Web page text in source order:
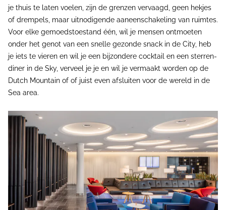
je thuis te laten voelen, zijn de grenzen vervaagd, geen hekjes
of drempels, maar uitnodigende aaneenschakeling van ruimtes.
Voor elke gemoedstoestand één, wil je mensen ontmoeten
onder het genot van een snelle gezonde snack in de City, heb
je iets te vieren en wil je een bijzondere cocktail en een sterren-
diner in de Sky, verveel je je en wil je vermaakt worden op de
Dutch Mountain of of juist even afsluiten voor de wereld in de
Sea area.